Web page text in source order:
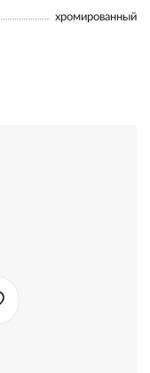
хромированный